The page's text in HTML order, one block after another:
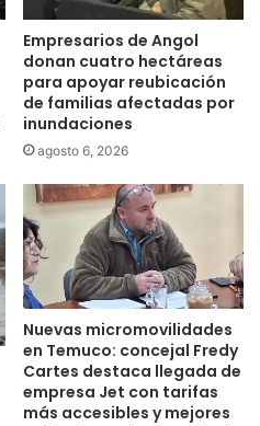
Empresarios de Angol
donan cuatro hectáreas
para apoyar reubicación
de familias afectadas por
inundaciones
agosto 6, 2026
Nuevas micromovilidades
en Temuco: concejal Fredy
Cartes destaca llegada de
empresa Jet con tarifas
más accesibles y mejores